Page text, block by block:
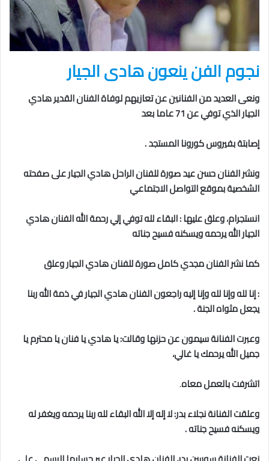
نجوم الفن ينعون هادى الجيار
ونعى العديد من الفنانين عن تعازيهم لوفاة الفنان القدير هادي
الجيار الذي توفي عن 71 عاما بعد
إصابتة بفيروس كورونا المستجد .
ونشر الفنان حسن عيد صورة للفنان الراحل هادي الجيار على صفحته
الشخصية بموقع التواصل الاجتماعي
انستجرام، وعلق عليها : البقاء لله توفي إلي رحمة الله الفنان هادي
الجيار الله يرحمه ويسكنه فسيح جناته
كما نشر الفنان مجدي كامل صورة للفنان هادي الجيار وعلق
: إنا لله وإنا لله وإنا إليه راجعون الفنانهادي الجيارفي ذمة الله ربنا
يجعل مثواه الجنة .
وعبرت الفنانة سيمون عن حزنها وقالت: يا هادي يا فنان يا محترم يا
جميل الله يرحمك يا غالي،
اتشرفت بالعمل معاه.
وعلقت الفنانة نجلاء بدر: لا إله إلا الله البقاء لله ربنا يرحمه ويغفر له
ويسكنه فسيح جناته .